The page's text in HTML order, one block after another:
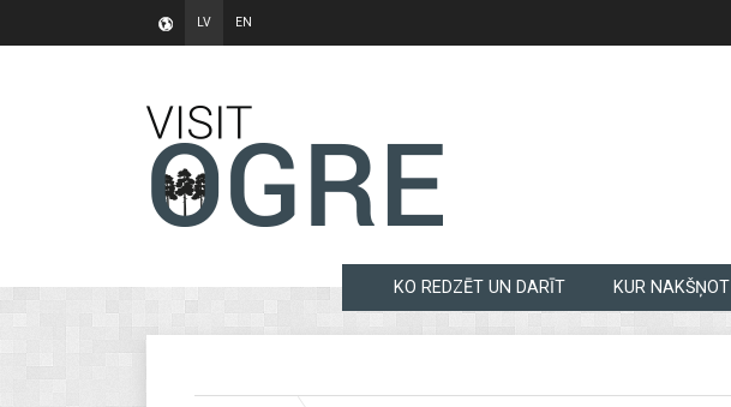
LV EN
KO REDZĒT UN DARĪT KUR NAKŠŅOT